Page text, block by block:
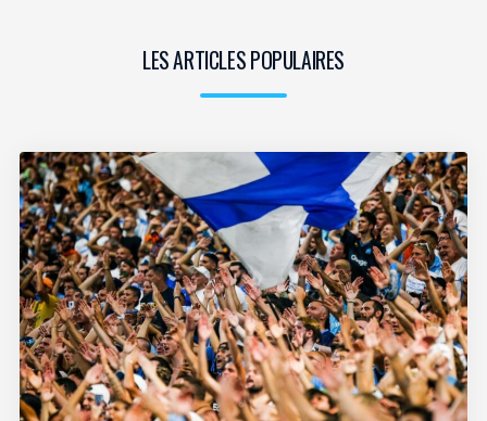
LES ARTICLES POPULAIRES